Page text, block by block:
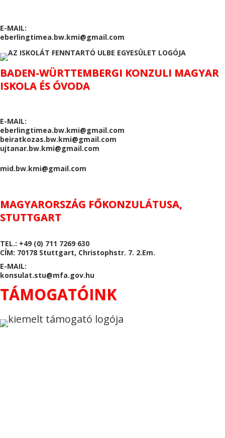
E-MAIL:
eberlingtimea.bw.kmi@gmail.com
BADEN-WÜRTTEMBERGI KONZULI MAGYAR
ISKOLA ÉS ÓVODA
E-MAIL:
eberlingtimea.bw.kmi@gmail.com
beiratkozas.bw.kmi@gmail.com
ujtanar.bw.kmi@gmail.com
mid.bw.kmi@gmail.com
MAGYARORSZÁG FŐKONZULÁTUSA,
STUTTGART
TEL.: +49 (0) 711 7269 630
CÍM: 70178 Stuttgart, Christophstr. 7. 2.Em.
E-MAIL:
konsulat.stu@mfa.gov.hu
TÁMOGATÓINK